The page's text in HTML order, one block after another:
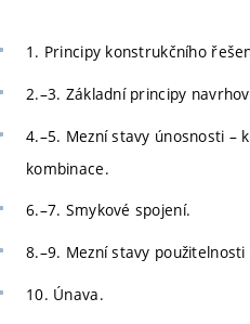
1. Principy konstrukčního
2.–3. Základní principy
4.–5. Mezní stavy únosnosti –
kombinace.
6.–7. Smykové spojení.
8.–9. Mezní stavy
10. Únava.